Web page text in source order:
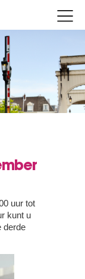
uur tot
kunt u
derde